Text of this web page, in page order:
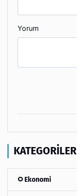
Yorum
KATEGORILER
Ekonomi